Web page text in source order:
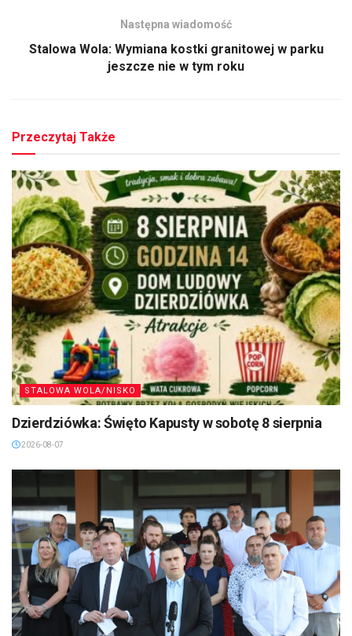
Następna wiadomość
Stalowa Wola: Wymiana kostki granitowej w parku
jeszcze nie w tym roku
Przeczytaj Także
STALOWA WOLA/NISKO
Dzierdziówka: Święto Kapusty w sobotę 8 sierpnia
2026-08-07